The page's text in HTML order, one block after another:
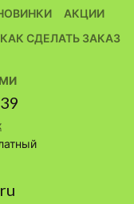
АКЦИИ
КАК СДЕЛАТЬ ЗАКАЗ